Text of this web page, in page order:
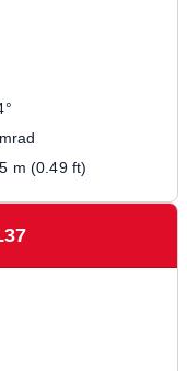
m (0.49 ft)